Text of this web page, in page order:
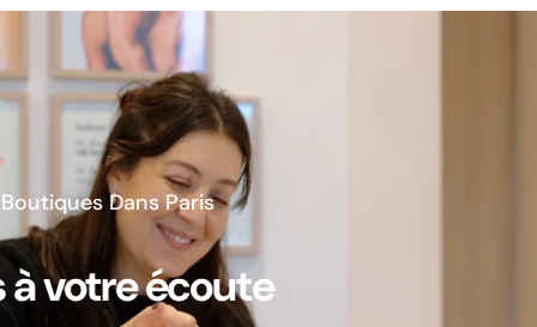
Pour Vous
turbans :